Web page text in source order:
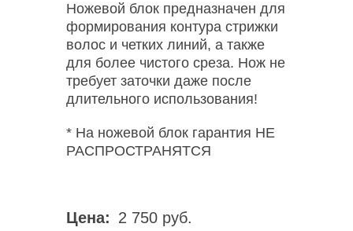
Ножевой блок предназначен для
формирования контура стрижки
волос и четких линий, а также
для более чистого среза. Нож не
требует заточки даже после
длительного использования!
* На ножевой блок гарантия НЕ
РАСПРОСТРАНЯТСЯ
Цена: 2 750 руб.